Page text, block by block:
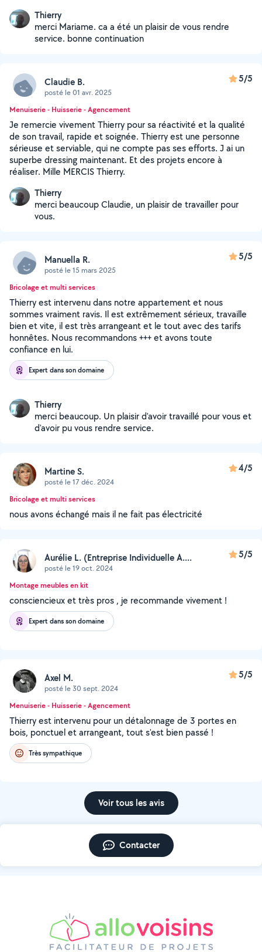
Thierry
merci Mariame. ca a été un plaisir de vous rendre
service. bonne continuation
Claudie B.
posté le 01 avr. 2025
5/5
Menuiserie - Huisserie - Agencement
Je remercie vivement Thierry pour sa réactivité et la qualité
de son travail, rapide et soignée. Thierry est une personne
sérieuse et serviable, qui ne compte pas ses efforts. J ai un
superbe dressing maintenant. Et des projets encore à
réaliser. Mille MERCIS Thierry.
Thierry
merci beaucoup Claudie, un plaisir de travailler pour
vous.
Manuella R.
posté le 15 mars 2025
5/5
Bricolage et multi services
Thierry est intervenu dans notre appartement et nous
sommes vraiment ravis. Il est extrêmement sérieux, travaille
bien et vite, il est très arrangeant et le tout avec des tarifs
honnêtes. Nous recommandons +++ et avons toute
confiance en lui.
Expert dans son domaine
Thierry
merci beaucoup. Un plaisir d'avoir travaillé pour vous et
d'avoir pu vous rendre service.
Martine S.
posté le 17 déc. 2024
4/5
Bricolage et multi services
nous avons échangé mais il ne fait pas électricité
Aurélie L. (Entreprise Individuelle A....
posté le 19 oct. 2024
5/5
Montage meubles en kit
consciencieux et très pros , je recommande vivement !
Expert dans son domaine
Axel M.
posté le 30 sept. 2024
5/5
Menuiserie - Huisserie - Agencement
Thierry est intervenu pour un détalonnage de 3 portes en
bois, ponctuel et arrangeant, tout s'est bien passé !
Très sympathique
Voir tous les avis
Contacter